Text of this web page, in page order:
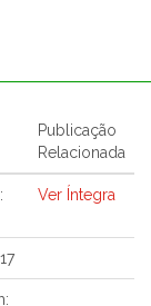
Publicação
Relacionada
Ver Íntegra